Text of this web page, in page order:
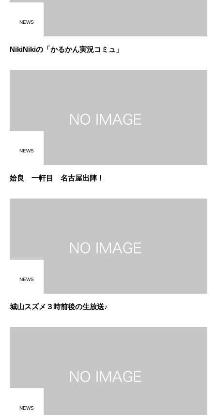
NEWS
NikiNikiの「かるかん実況コミュ」
NEWS
姶良 一軒目 名古屋出陣！
NEWS
城山スズメ３時前後の生放送♪
NEWS